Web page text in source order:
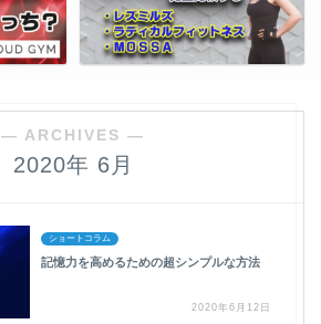
― ARCHIVES ―
2020年 6月
ショートコラム
記憶力を高めるための超シンプルな方法
2020年6月12日